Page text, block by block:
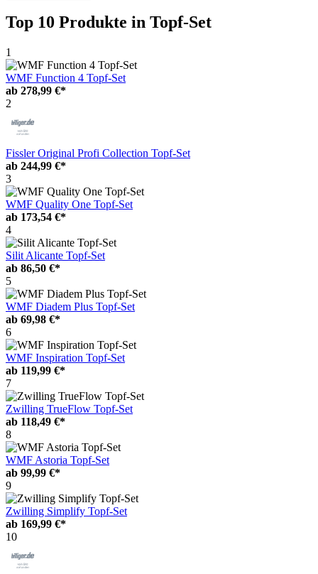
Top 10 Produkte in Topf-Set
1
WMF Function 4 Topf-Set
ab 278,99 €*
2
Fissler Original Profi Collection Topf-Set
ab 244,99 €*
3
WMF Quality One Topf-Set
ab 173,54 €*
4
Silit Alicante Topf-Set
ab 86,50 €*
5
WMF Diadem Plus Topf-Set
ab 69,98 €*
6
WMF Inspiration Topf-Set
ab 119,99 €*
7
Zwilling TrueFlow Topf-Set
ab 118,49 €*
8
WMF Astoria Topf-Set
ab 99,99 €*
9
Zwilling Simplify Topf-Set
ab 169,99 €*
10